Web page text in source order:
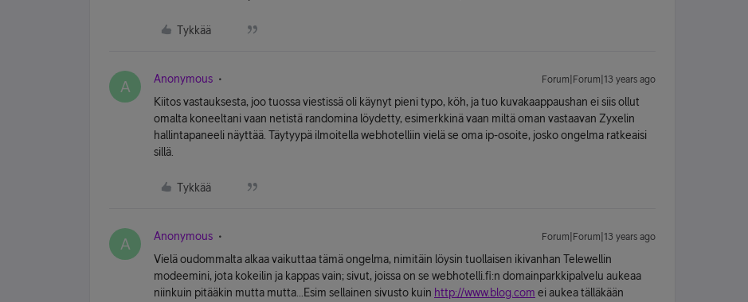
Tykkää
A Anonymous Forum|Forum|13 years ago
Kiitos vastauksesta, joo tuossa viestissä oli käynyt pieni typo, köh, ja tuo kuvakaappaushan ei siis ollut
omalta koneeltani vaan netistä randomina löydetty, esimerkkinä vaan miltä oman vastaavan Zyxelin
hallintapaneeli näyttää. Täytyypä ilmoitella webhotelliin vielä se oma ip-osoite, josko ongelma ratkeaisi
sillä.
Tykkää
A Anonymous Forum|Forum|13 years ago
Vielä oudommalta alkaa vaikuttaa tämä ongelma, nimitäin löysin tuollaisen ikivanhan Telewellin
modeemini, jota kokeilin ja kappas vain; sivut, joissa on se webhotelli.fi:n domainparkkipalvelu aukeaa
niinkuin pitääkin mutta mutta...Esim sellainen sivusto kuin http://www.blog.com ei aukea tälläkään